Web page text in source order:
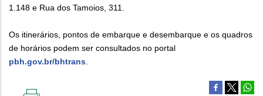
1.148 e Rua dos Tamoios, 311.
Os itinerários, pontos de embarque e desembarque e os quadros
de horários podem ser consultados no portal
pbh.gov.br/bhtrans.